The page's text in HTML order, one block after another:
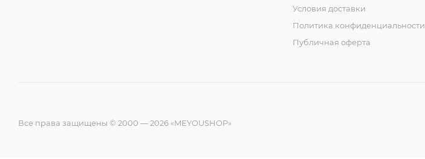
Условия доставки
Политика конфиденциальности
Публичная оферта
Все права защищены © 2000 — 2026 «MEYOUSHOP»